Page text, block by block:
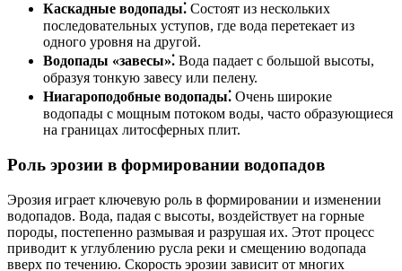
Каскадные водопады⁚ Состоят из нескольких
последовательных уступов, где вода перетекает из
одного уровня на другой.
Водопады «завесы»⁚ Вода падает с большой высоты,
образуя тонкую завесу или пелену.
Ниагароподобные водопады⁚ Очень широкие
водопады с мощным потоком воды, часто образующиеся
на границах литосферных плит.
Роль эрозии в формировании водопадов
Эрозия играет ключевую роль в формировании и изменении
водопадов. Вода, падая с высоты, воздействует на горные
породы, постепенно размывая и разрушая их. Этот процесс
приводит к углублению русла реки и смещению водопада
вверх по течению. Скорость эрозии зависит от многих